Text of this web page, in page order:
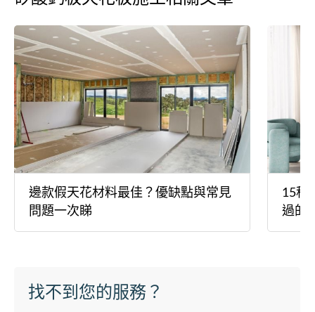
邊款假天花材料最佳？優缺點與常見
問題一次睇
15種
過的
找不到您的服務？